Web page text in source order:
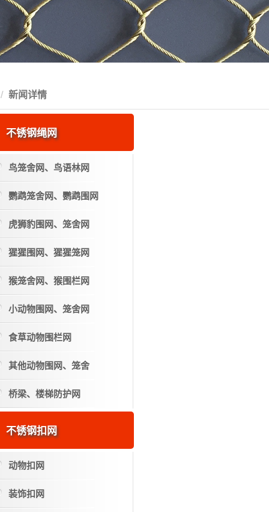
新闻详情
不锈钢绳网
鸟笼舍网、鸟语林网
鹦鹉笼舍网、鹦鹉围网
虎狮豹围网、笼舍网
猩猩围网、猩猩笼网
猴笼舍网、猴围栏网
小动物围网、笼舍网
食草动物围栏网
其他动物围网、笼舍
桥梁、楼梯防护网
不锈钢扣网
动物扣网
装饰扣网